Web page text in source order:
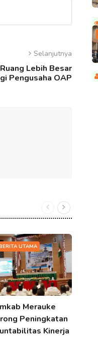
Selanjutnya
Lebih Besar
Pengusaha OAP
UTAMA
Merauke
Peningkatan
Kinerja